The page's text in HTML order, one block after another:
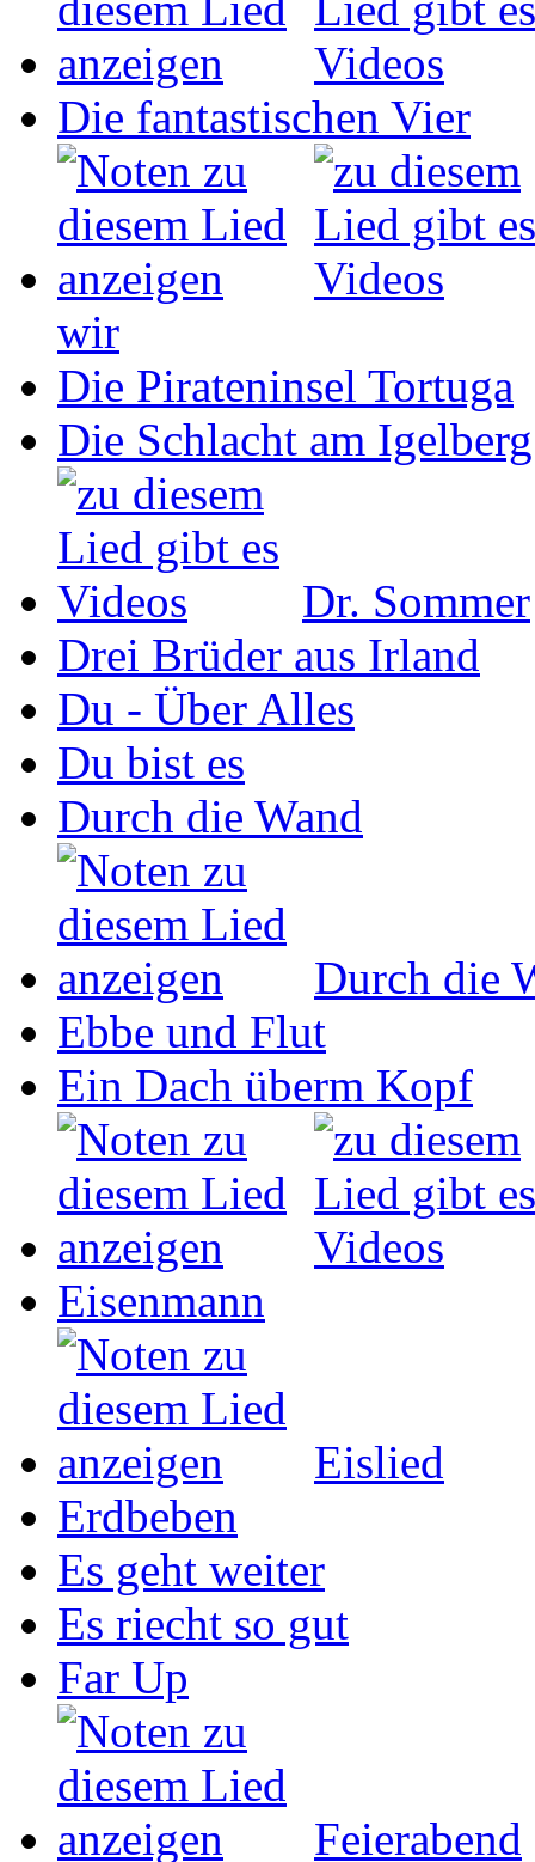
Die fantastischen Vier
wir
Die Pirateninsel Tortuga
Die Schlacht am Igelberg
Dr. Sommer
Drei Brüder aus Irland
Du - Über Alles
Du bist es
Durch die Wand
Durch die
Ebbe und Flut
Ein Dach überm Kopf
Eisenmann
Eislied
Erdbeben
Es geht weiter
Es riecht so gut
Far Up
Feierabend